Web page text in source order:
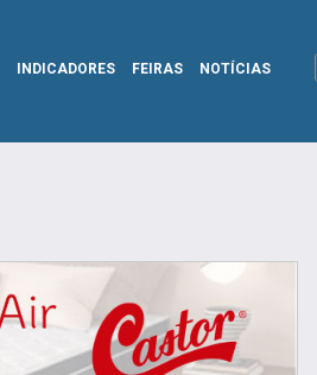
INDICADORES FEIRAS NOTÍCIAS